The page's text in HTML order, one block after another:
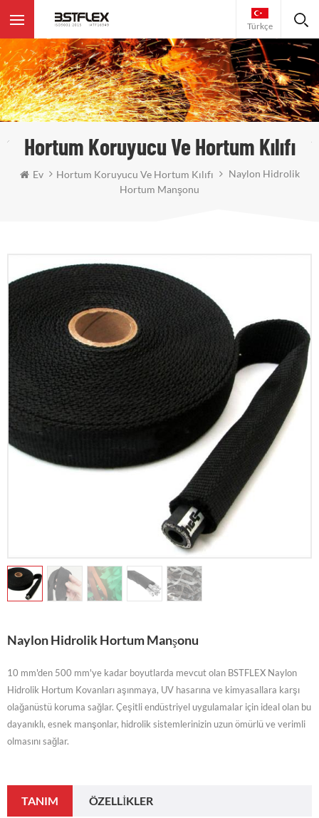
Türkçe
Hortum Koruyucu Ve Hortum Kılıfı
Ev Hortum Koruyucu Ve Hortum Kılıfı
Naylon Hidrolik
Hortum Manşonu
Naylon Hidrolik Hortum Manşonu
10 mm'den 500 mm'ye kadar boyutlarda mevcut olan BSTFLEX Naylon
Hidrolik Hortum Kovanları aşınmaya, UV hasarına ve kimyasallara karşı
olağanüstü koruma sağlar. Çeşitli endüstriyel uygulamalar için ideal olan bu
dayanıklı, esnek manşonlar, hidrolik sistemlerinizin uzun ömürlü ve verimli
olmasını sağlar.
TANIM ÖZELLIKLER